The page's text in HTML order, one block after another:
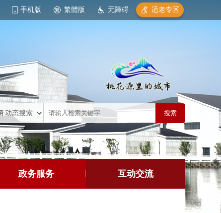
手机版 繁體版 无障碍 适老专区
政务服务 互动交流